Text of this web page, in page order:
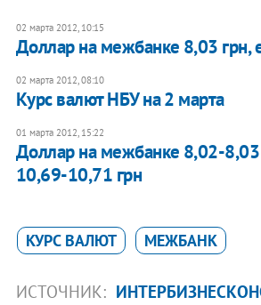
02 марта 2012, 10:15
Доллар на межбанке 8,03 грн,
02 марта 2012, 08:10
Курс валют НБУ на 2 марта
01 марта 2012, 15:22
Доллар на межбанке 8,02-8,03
10,69-10,71 грн
КУРС ВАЛЮТ МЕЖБАНК
ИСТОЧНИК: